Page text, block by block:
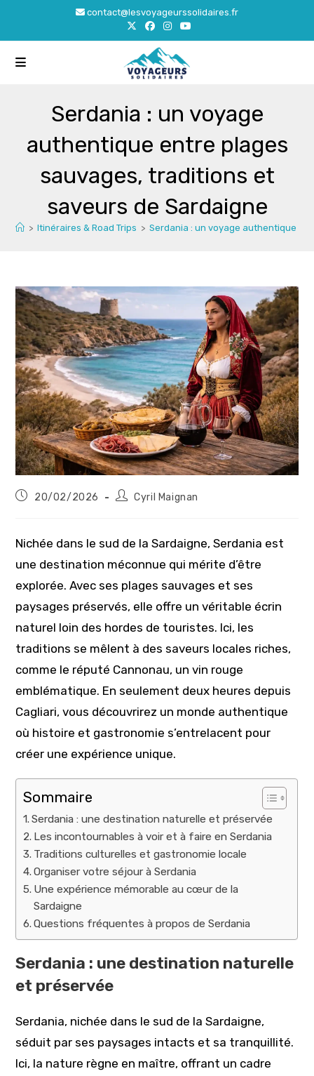
content
contact@lesvoyageurssolidaires.fr
Serdania : un voyage
authentique entre plages
sauvages, traditions et
saveurs de Sardaigne
> Itinéraires & Road Trips > Serdania : un voyage authentique
Publication
20/02/2026
Auteur/autrice
Cyril Maignan
Nichée dans le sud de la Sardaigne, Serdania est
une destination méconnue qui mérite d’être
explorée. Avec ses plages sauvages et ses
paysages préservés, elle offre un véritable écrin
naturel loin des hordes de touristes. Ici, les
traditions se mêlent à des saveurs locales riches,
comme le réputé Cannonau, un vin rouge
emblématique. En seulement deux heures depuis
Cagliari, vous découvrirez un monde authentique
où histoire et gastronomie s’entrelacent pour
créer une expérience unique.
Sommaire
Serdania : une destination naturelle et préservée
Les incontournables à voir et à faire en Serdania
Traditions culturelles et gastronomie locale
Organiser votre séjour à Serdania
Une expérience mémorable au cœur de la
Sardaigne
Questions fréquentes à propos de Serdania
Serdania : une destination naturelle
et préservée
Serdania, nichée dans le sud de la Sardaigne,
séduit par ses paysages intacts et sa tranquillité.
Ici, la nature règne en maître, offrant un cadre